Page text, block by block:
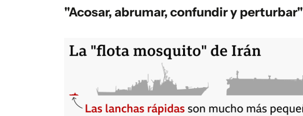
"Acosar, abrumar, confundir y perturbar"